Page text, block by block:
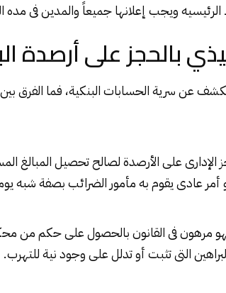
ويجب إعلانها جميعاً والمدين فى مده
بالحجز على أرصدة
عن سرية الحسابات البنكية، فما الفرق بين
الإدارىعلى الأرصدة لصالح تحصيل المبالغ
عادى يقوم به مأمور الضرائب بصفة شبه
مرهون فى القانون بالحصول على حكم من
التى تثبت أو تدلل على وجود نية للتهرب.